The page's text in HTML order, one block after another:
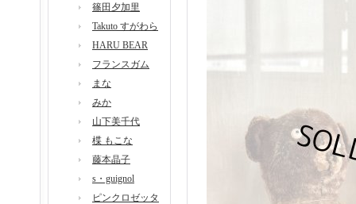
篠田夕加里
Takuto すがわら
HARU BEAR
フランスガム
まな
みか
山下美千代
楪 もこな
藤本晶子
s・guignol
ピンクロゼッタ